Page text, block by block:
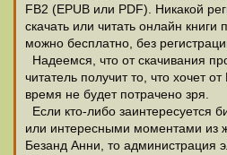
FB2 (EPUB или PDF). Никакой
скачать или читать онлайн книги
можно бесплатно, без
Надеемся, что от скачивания
читатель получит то, что хочет
время не будет потрачено зря.
Если кто-либо заинтересуется
или интересными моментами из
Безанд Анни, то администрация